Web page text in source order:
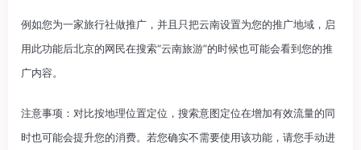
例如您为一家旅行社做推广，并且只把云南设置为您的推广地域，启
用此功能后北京的网民在搜索“云南旅游”的时候也可能会看到您的推
广内容。
注意事项：对比按地理位置定位，搜索意图定位在增加有效流量的同
时也可能会提升您的消费。若您确实不需要使用该功能，请您手动进